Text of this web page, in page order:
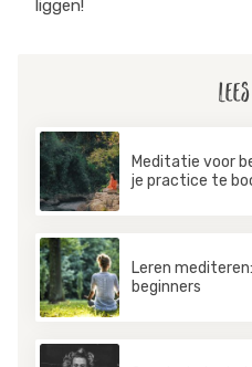
liggen!
Meditatie voor
je practice te
Leren
beginners